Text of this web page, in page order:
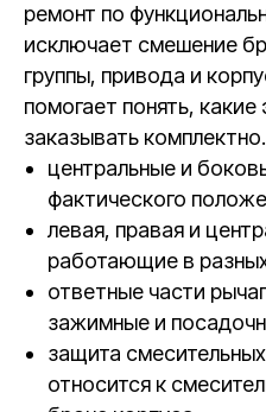
ремонт по
исключает смешение
группы, привода и
помогает понять,
заказывать комплектно.
центральные и
фактического
левая, правая и
работающие в
ответные части
зажимные и
защита
относится к